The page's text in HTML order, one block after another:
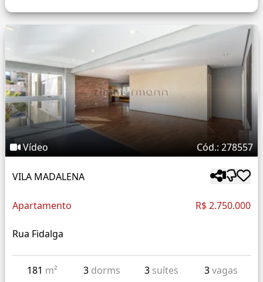
Vídeo Cód.: 278557
VILA MADALENA
Apartamento R$ 2.750.000
Rua Fidalga
181 m² 3 dorms 3 suítes 3vagas